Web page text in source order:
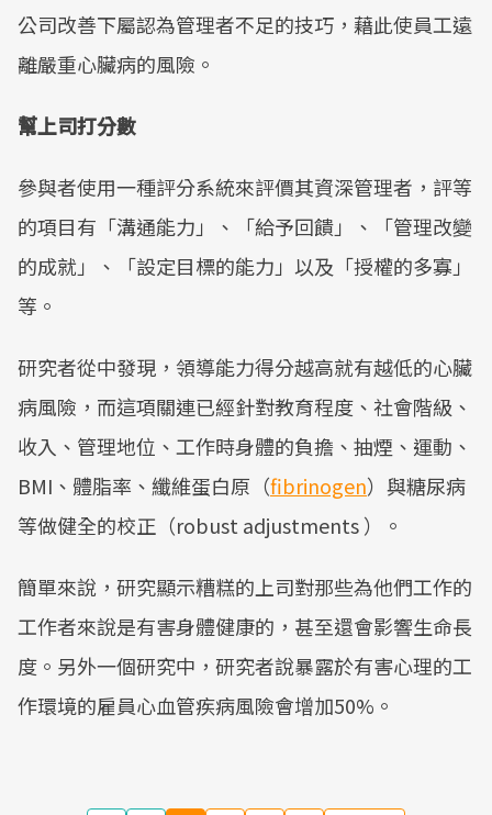
公司改善下屬認為管理者不足的技巧，藉此使員工遠
離嚴重心臟病的風險。
幫上司打分數
參與者使用一種評分系統來評價其資深管理者，評等
的項目有「溝通能力」、「給予回饋」、「管理改變
的成就」、「設定目標的能力」以及「授權的多寡」
等。
研究者從中發現，領導能力得分越高就有越低的心臟
病風險，而這項關連已經針對教育程度、社會階級、
收入、管理地位、工作時身體的負擔、抽煙、運動、
BMI、體脂率、纖維蛋白原（fibrinogen）與糖尿病
等做健全的校正（robust adjustments ）。
簡單來說，研究顯示糟糕的上司對那些為他們工作的
工作者來說是有害身體健康的，甚至還會影響生命長
度。另外一個研究中，研究者說暴露於有害心理的工
作環境的雇員心血管疾病風險會增加50%。